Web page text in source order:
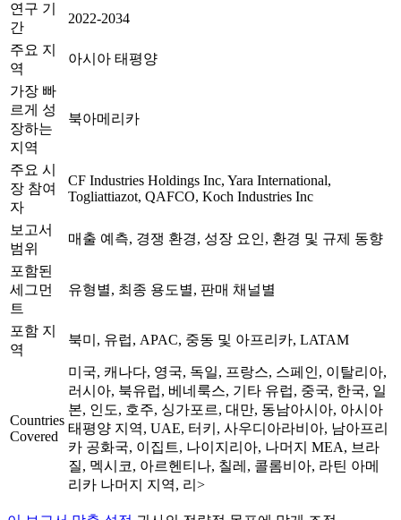
연구 기
간
2022-2034
주요 지
역
아시아 태평양
가장 빠
르게 성
장하는
지역
북아메리카
주요 시
장 참여
자
CF Industries Holdings Inc, Yara International,
Togliattiazot, QAFCO, Koch Industries Inc
보고서
범위
매출 예측, 경쟁 환경, 성장 요인, 환경 및 규제 동향
포함된
세그먼
트
유형별, 최종 용도별, 판매 채널별
포함 지
역
북미, 유럽, APAC, 중동 및 아프리카, LATAM
Countries
Covered
미국, 캐나다, 영국, 독일, 프랑스, 스페인, 이탈리아,
러시아, 북유럽, 베네룩스, 기타 유럽, 중국, 한국, 일
본, 인도, 호주, 싱가포르, 대만, 동남아시아, 아시아
태평양 지역, UAE, 터키, 사우디아라비아, 남아프리
카 공화국, 이집트, 나이지리아, 나머지 MEA, 브라
질, 멕시코, 아르헨티나, 칠레, 콜롬비아, 라틴 아메
리카 나머지 지역, 리>